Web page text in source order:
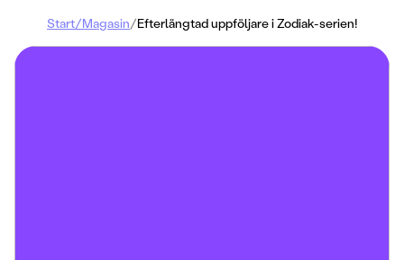
Start/Magasin/Efterlängtad uppföljare i Zodiak-serien!